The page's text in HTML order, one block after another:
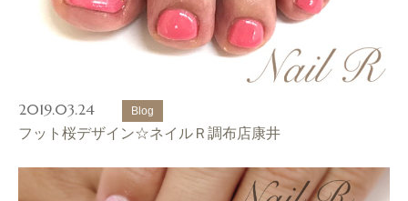
2019.03.24 Blog
フット桜デザイン☆ネイルＲ調布店康井